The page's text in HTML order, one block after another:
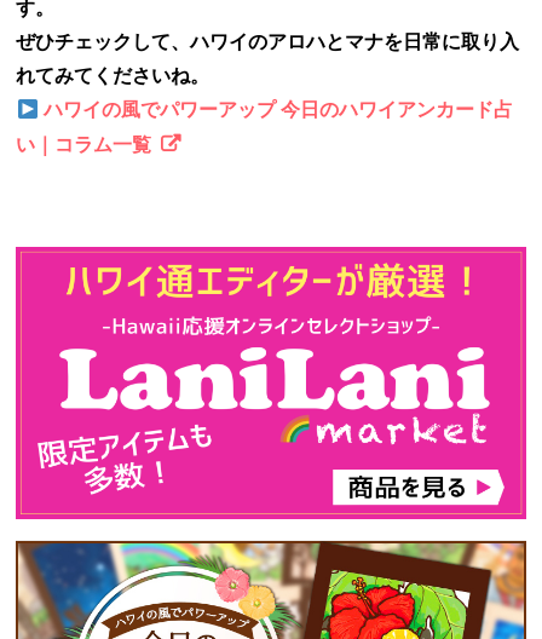
す。
ぜひチェックして、ハワイのアロハとマナを日常に取り入
れてみてくださいね。
ハワイの風でパワーアップ 今日のハワイアンカード占
い｜コラム一覧